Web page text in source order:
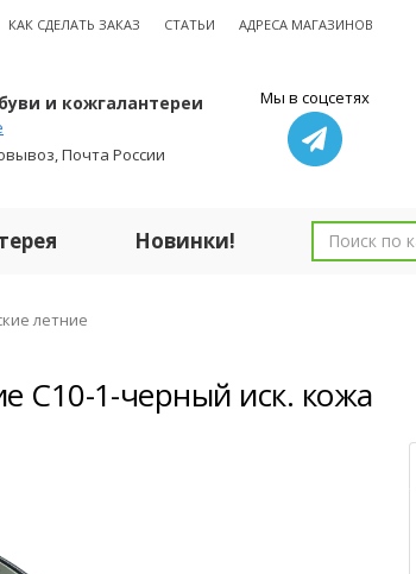
КАК СДЕЛАТЬ ЗАКАЗ СТАТЬИ АДРЕСА МАГАЗИНОВ
и кожгалантереи
Почта России
Мы в соцсетях
Новинки!
летние
C10-1-черный иск. кожа